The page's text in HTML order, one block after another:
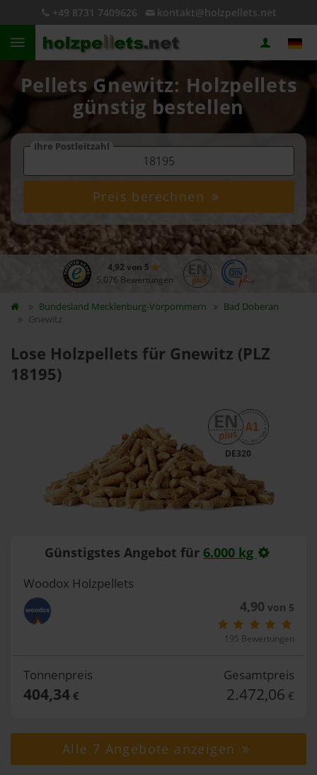
+49 8731 7409626 kontakt@holzpellets.net
Pellets Gnewitz: Holzpellets
günstig bestellen
Ihre Postleitzahl
Preis berechnen
4,92 von 5
5.076 Bewertungen
Bundesland Mecklenburg-Vorpommern
Bad Doberan
Gnewitz
Lose Holzpellets für Gnewitz (PLZ
18195)
DE320
Günstigstes Angebot für 6.000 kg
Woodox Holzpellets
4,90 von 5
195 Bewertungen
Tonnenpreis
404,34€
Gesamtpreis
2.472,06 €
Alle 7 Angebote anzeigen